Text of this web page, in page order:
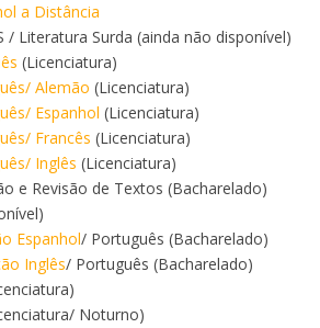
a Distância
/ Literatura Surda (ainda não disponível)
(Licenciatura)
Alemão (Licenciatura)
Espanhol (Licenciatura)
Francês (Licenciatura)
Inglês (Licenciatura)
e Revisão de Textos (Bacharelado)
Espanhol/ Português (Bacharelado)
Inglês/ Português (Bacharelado)
Noturno)